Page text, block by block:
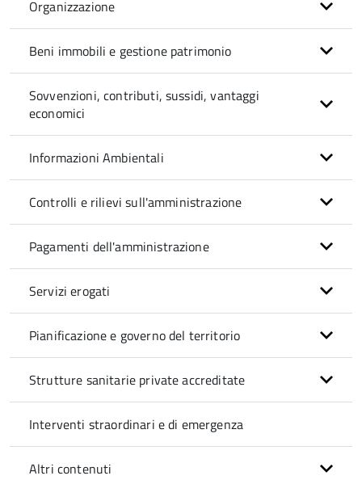
Organizzazione
Beni immobili e gestione patrimonio
Sovvenzioni, contributi, sussidi, vantaggi
economici
Informazioni Ambientali
Controlli e rilievi sull'amministrazione
Pagamenti dell'amministrazione
Servizi erogati
Pianificazione e governo del territorio
Strutture sanitarie private accreditate
Interventi straordinari e di emergenza
Altri contenuti